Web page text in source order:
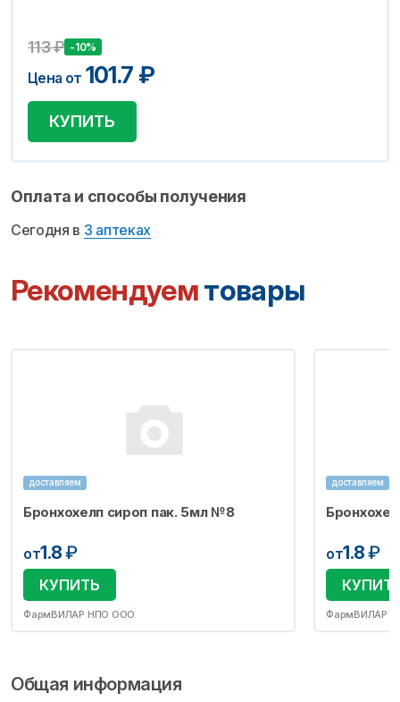
113₽ -10%
Цена от 101.7 ₽
КУПИТЬ
Оплата и способы получения
Сегодня в 3 аптеках
Рекомендуемтовары
доставляем
Бронхохелп сироп пак. 5мл №8
от1.8₽
КУПИТЬ
ФармВИЛАР НПО ООО
доставляем
от1.8₽
ФармВИЛАР
Общая информация